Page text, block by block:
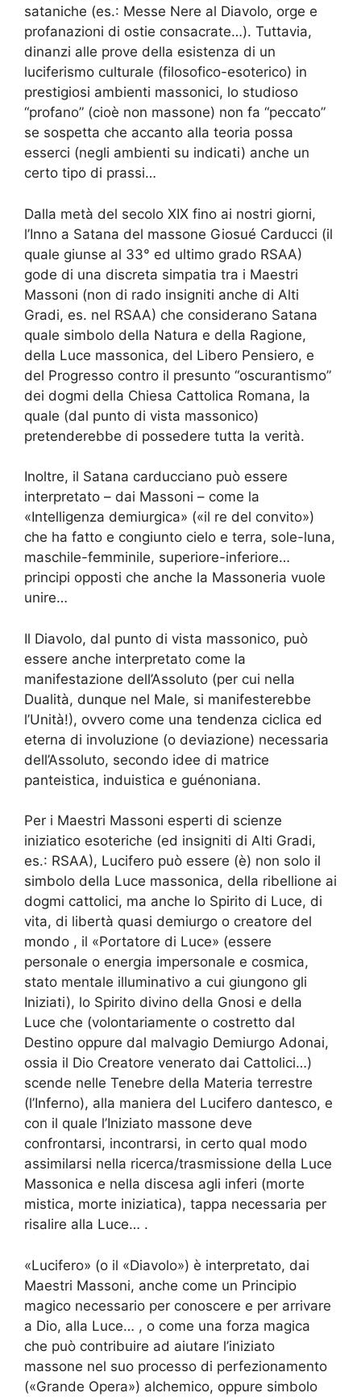
sataniche (es.: Messe Nere al Diavolo, orge e
profanazioni di ostie consacrate…). Tuttavia,
dinanzi alle prove della esistenza di un
luciferismo culturale (filosofico-esoterico) in
prestigiosi ambienti massonici, lo studioso
“profano” (cioè non massone) non fa “peccato”
se sospetta che accanto alla teoria possa
esserci (negli ambienti su indicati) anche un
certo tipo di prassi…
Dalla metà del secolo XIX fino ai nostri giorni,
l’Inno a Satana del massone Giosué Carducci (il
quale giunse al 33° ed ultimo grado RSAA)
gode di una discreta simpatia tra i Maestri
Massoni (non di rado insigniti anche di Alti
Gradi, es. nel RSAA) che considerano Satana
quale simbolo della Natura e della Ragione,
della Luce massonica, del Libero Pensiero, e
del Progresso contro il presunto “oscurantismo”
dei dogmi della Chiesa Cattolica Romana, la
quale (dal punto di vista massonico)
pretenderebbe di possedere tutta la verità.
Inoltre, il Satana carducciano può essere
interpretato – dai Massoni – come la
«Intelligenza demiurgica» («il re del convito»)
che ha fatto e congiunto cielo e terra, sole-luna,
maschile-femminile, superiore-inferiore…
principi opposti che anche la Massoneria vuole
unire…
Il Diavolo, dal punto di vista massonico, può
essere anche interpretato come la
manifestazione dell’Assoluto (per cui nella
Dualità, dunque nel Male, si manifesterebbe
l’Unità!), ovvero come una tendenza ciclica ed
eterna di involuzione (o deviazione) necessaria
dell’Assoluto, secondo idee di matrice
panteistica, induistica e guénoniana.
Per i Maestri Massoni esperti di scienze
iniziatico esoteriche (ed insigniti di Alti Gradi,
es.: RSAA), Lucifero può essere (è) non solo il
simbolo della Luce massonica, della ribellione ai
dogmi cattolici, ma anche lo Spirito di Luce, di
vita, di libertà quasi demiurgo o creatore del
mondo , il «Portatore di Luce» (essere
personale o energia impersonale e cosmica,
stato mentale illuminativo a cui giungono gli
Iniziati), lo Spirito divino della Gnosi e della
Luce che (volontariamente o costretto dal
Destino oppure dal malvagio Demiurgo Adonai,
ossia il Dio Creatore venerato dai Cattolici…)
scende nelle Tenebre della Materia terrestre
(l’Inferno), alla maniera del Lucifero dantesco, e
con il quale l’Iniziato massone deve
confrontarsi, incontrarsi, in certo qual modo
assimilarsi nella ricerca/trasmissione della Luce
Massonica e nella discesa agli inferi (morte
mistica, morte iniziatica), tappa necessaria per
risalire alla Luce… .
«Lucifero» (o il «Diavolo») è interpretato, dai
Maestri Massoni, anche come un Principio
magico necessario per conoscere e per arrivare
a Dio, alla Luce… , o come una forza magica
che può contribuire ad aiutare l’iniziato
massone nel suo processo di perfezionamento
(«Grande Opera») alchemico, oppure simbolo